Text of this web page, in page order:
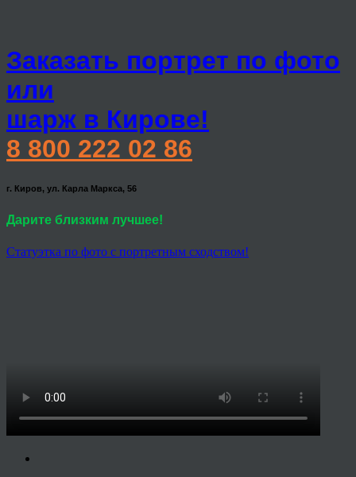
Заказать портрет по фото
или
шарж в Кирове!
8 800 222 02 86
г. Киров, ул. Карла Маркса, 56
Дарите близким лучшее!
Статуэтка по фото с портретным сходством!